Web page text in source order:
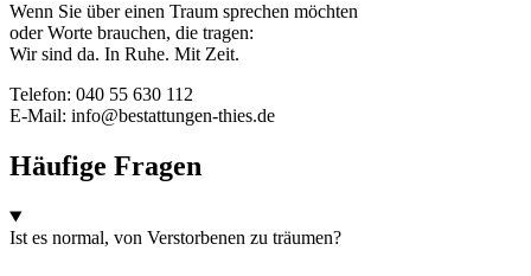
Wenn Sie über einen Traum sprechen möchten
oder Worte brauchen, die tragen:
Wir sind da. In Ruhe. Mit Zeit.
Telefon: 040 55 630 112
E-Mail: info@bestattungen-thies.de
Häufige Fragen
Ist es normal, von Verstorbenen zu träumen?